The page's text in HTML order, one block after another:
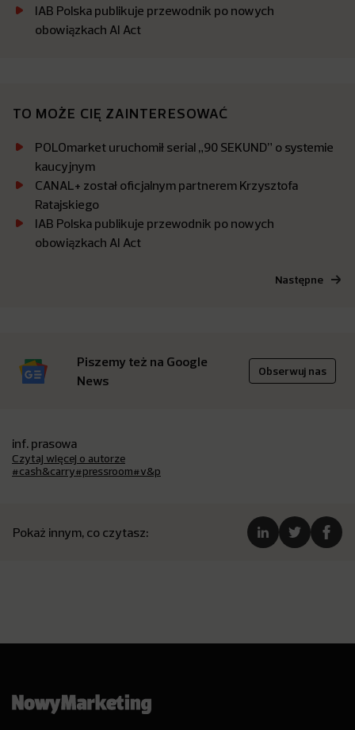
IAB Polska publikuje przewodnik po nowych
obowiązkach AI Act
TO MOŻE CIĘ ZAINTERESOWAĆ
POLOmarket uruchomił serial „90 SEKUND” o systemie
kaucyjnym
CANAL+ został oficjalnym partnerem Krzysztofa
Ratajskiego
IAB Polska publikuje przewodnik po nowych
obowiązkach AI Act
Następne
Piszemy też na Google
News
Obserwuj nas
inf. prasowa
Czytaj więcej o autorze
#cash&carry#pressroom#v&p
Pokaż innym, co czytasz: